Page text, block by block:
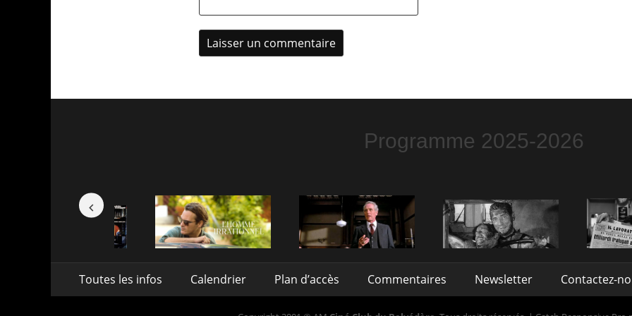
Programme 2025-2026
Menu
de
Toutes les infos Calendrier Plan d’accès Commentaires Newsletter Contactez-